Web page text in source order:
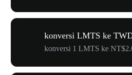
konversi LMTS ke
konversi 1 LMTS ke